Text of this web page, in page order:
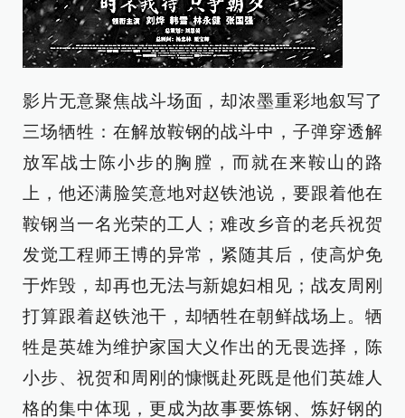
影片无意聚焦战斗场面，却浓墨重彩地叙写了
三场牺牲：在解放鞍钢的战斗中，子弹穿透解
放军战士陈小步的胸膛，而就在来鞍山的路
上，他还满脸笑意地对赵铁池说，要跟着他在
鞍钢当一名光荣的工人；难改乡音的老兵祝贺
发觉工程师王博的异常，紧随其后，使高炉免
于炸毁，却再也无法与新媳妇相见；战友周刚
打算跟着赵铁池干，却牺牲在朝鲜战场上。牺
牲是英雄为维护家国大义作出的无畏选择，陈
小步、祝贺和周刚的慷慨赴死既是他们英雄人
格的集中体现，更成为故事要炼钢、炼好钢的